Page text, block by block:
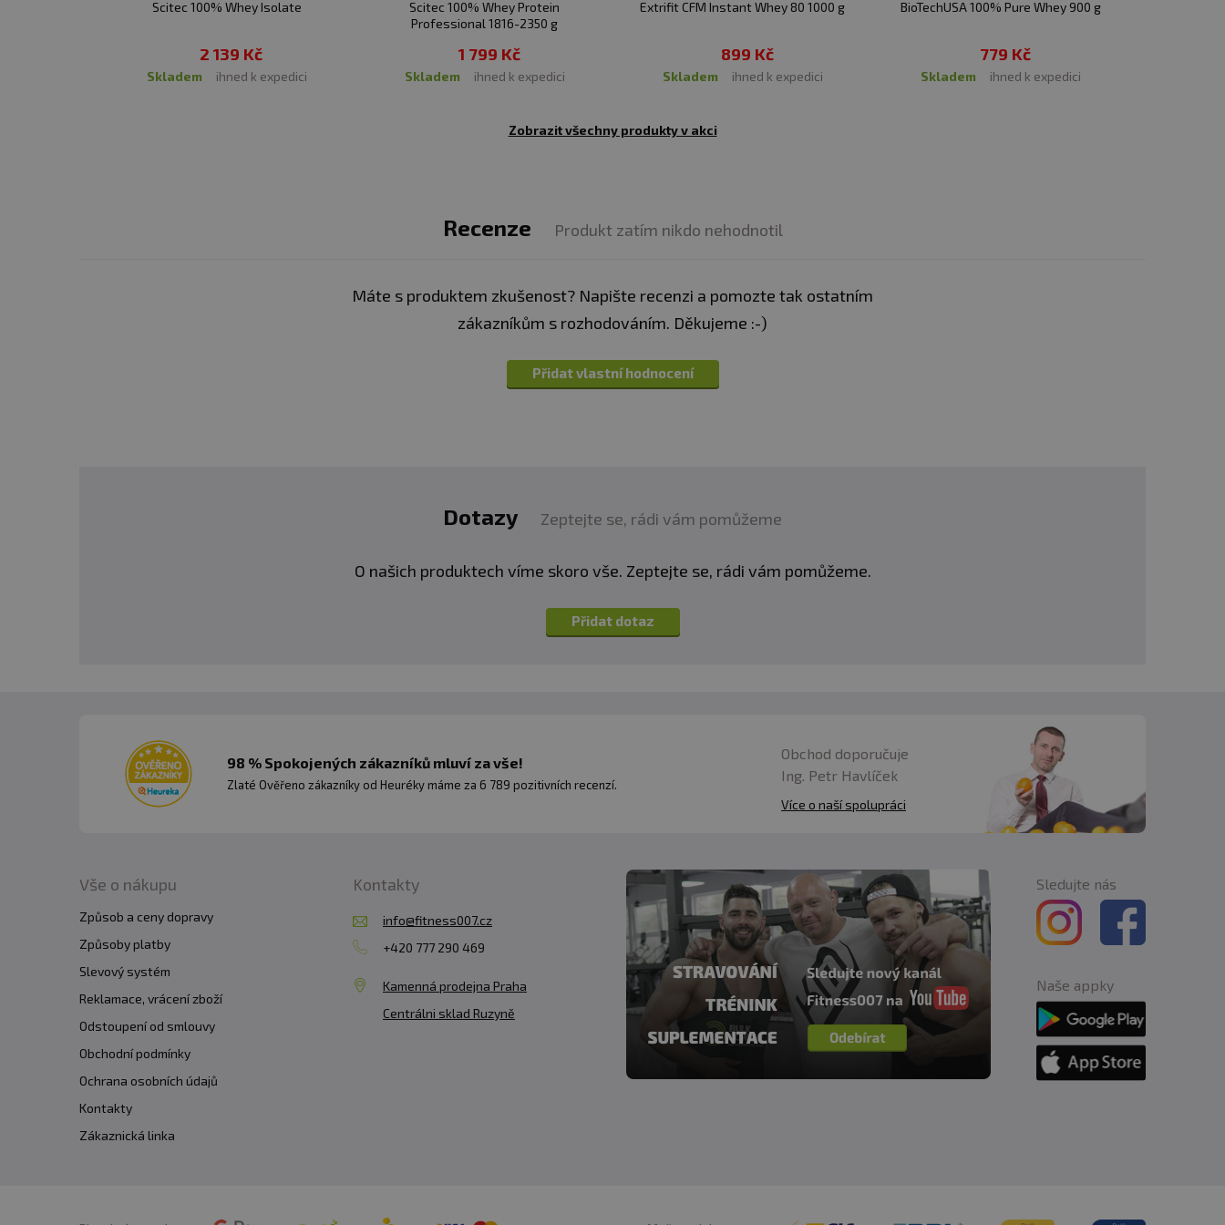
Scitec 100% Whey Isolate
2 139 Kč
skladem ihned k expedici
Scitec 100% Whey Protein
Professional 1816-2350 g
1 799 Kč
skladem ihned k expedici
Extrifit CFM Instant Whey 80 1000 g
899 Kč
skladem ihned k expedici
BioTechUSA 100% Pure Whey 900 g
779 Kč
skladem ihned k expedici
Zobrazit všechny produkty v akci
Recenze Produkt zatím nikdo nehodnotil
Máte s produktem zkušenost? Napište recenzi a pomozte tak ostatním
zákazníkům s rozhodováním. Děkujeme :-)
Přidat vlastní hodnocení
Dotazy Zeptejte se, rádi vám pomůžeme
O našich produktech víme skoro vše. Zeptejte se, rádi vám pomůžeme.
Přidat dotaz
98 % Spokojených zákazníků mluví za vše!
Zlaté Ověřeno zákazníky od Heuréky máme za 6 789 pozitivních recenzí.
Obchod doporučuje
Ing. Petr Havlíček
Více o naší spolupráci
Vše o nákupu
Způsob a ceny dopravy
Způsoby platby
Slevový systém
Reklamace, vrácení zboží
Odstoupení od smlouvy
Obchodní podmínky
Ochrana osobních údajů
Kontakty
Zákaznická linka
Kontakty
info@fitness007.cz
+420 777 290 469
Kamenná prodejna Praha
Centrálni sklad Ruzyně
Sledujte nás
Naše appky